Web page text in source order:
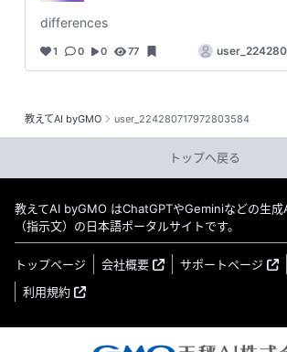
教えてAI byGMO user_224280717972803584
differences
1 0 0 77
トップへ戻る
教えてAI byGMO はChatGPTやGeminiなどの生成
（指示文）の日本語ポータルサイトです。
トップページ 会社概要 サポートページ
利用規約